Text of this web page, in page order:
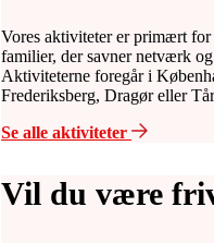
Vores aktiviteter er primært for
familier, der savner netværk og
Aktiviteterne foregår i
Frederiksberg, Dragør eller
Se alle aktiviteter
Vil du være